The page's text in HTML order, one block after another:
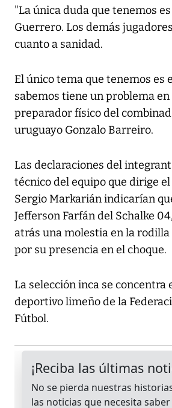
"La única duda que tenemos
Guerrero. Los demás
cuanto a sanidad.
El único tema que tenemos es
sabemos tiene un problema
preparador físico del
uruguayo Gonzalo Barreiro.
Las declaraciones del
técnico del equipo que dirige
Sergio Markarián indicarían
Jefferson Farfán del Schalke
atrás una molestia en la
por su presencia en el choque.
La selección inca se concentra
deportivo limeño de la
Fútbol.